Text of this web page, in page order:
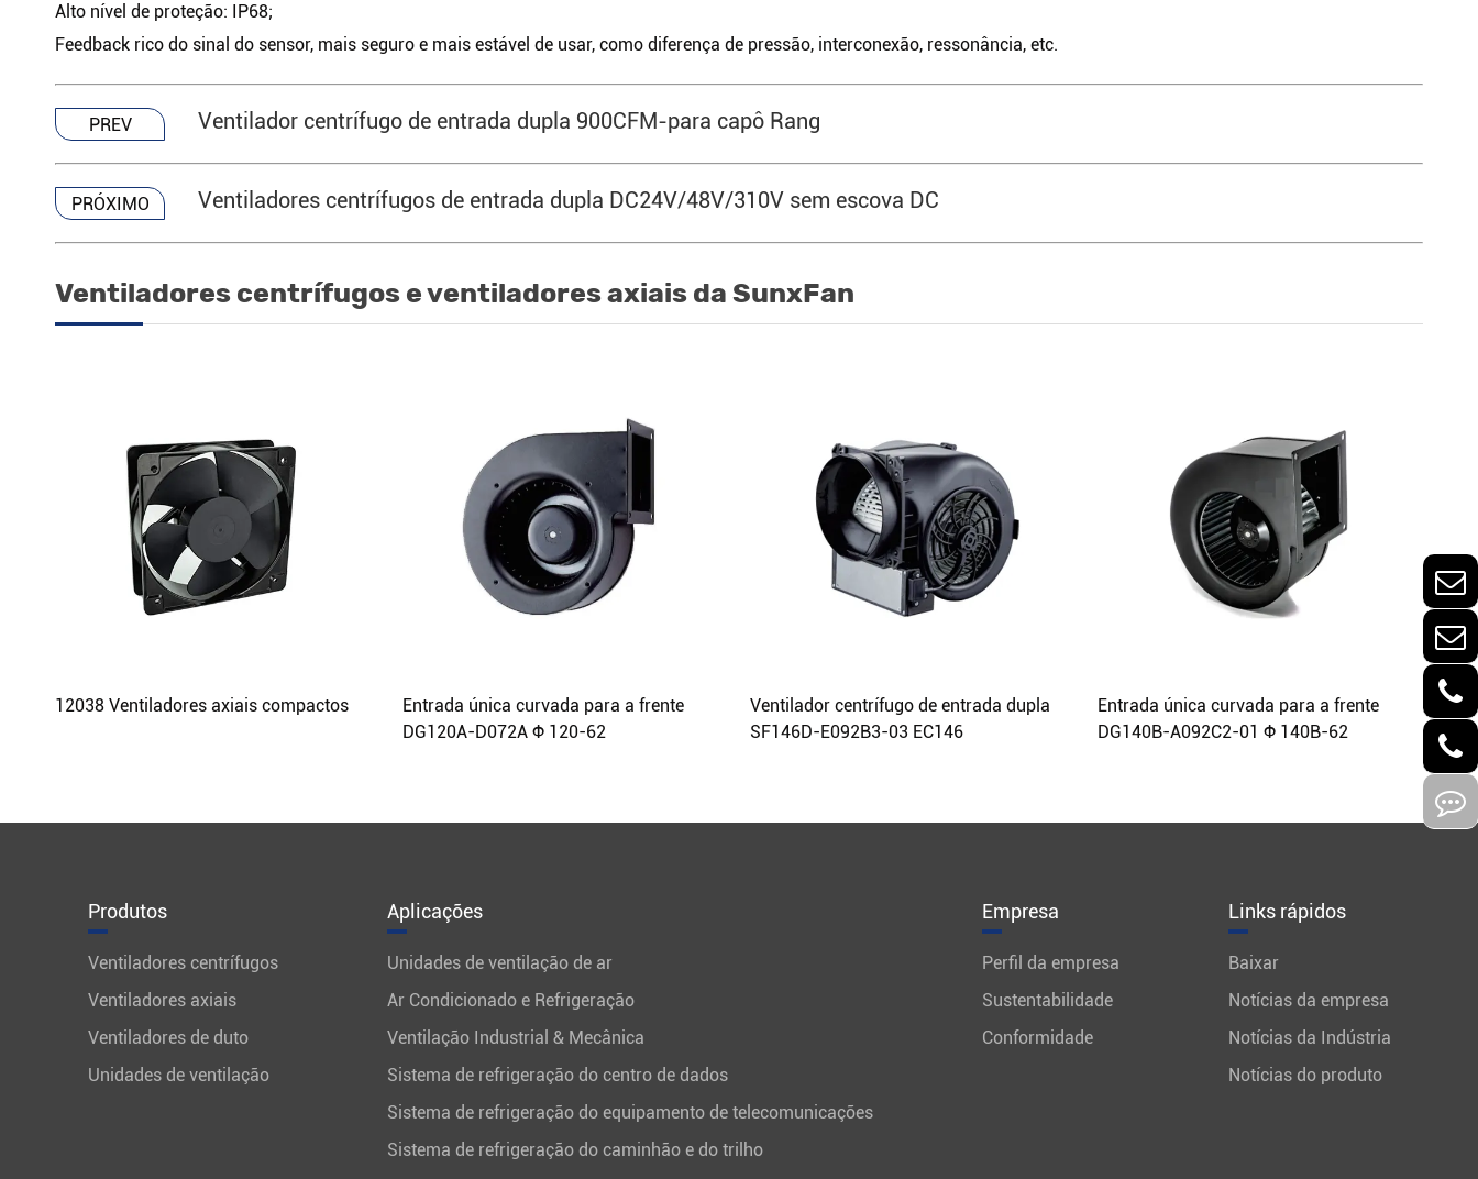
Alto nível de proteção: IP68;
Feedback rico do sinal do sensor, mais seguro e mais estável de usar, como diferença de pressão, interconexão, ressonância, etc.
PREV Ventilador centrífugo de entrada dupla 900CFM-para capô Rang
PRÓXIMO Ventiladores centrífugos de entrada dupla DC24V/48V/310V sem escova DC
Ventiladores centrífugos e ventiladores axiais da SunxFan
12038 Ventiladores axiais compactos
Entrada única curvada para a frente
DG120A-D072A Φ 120-62
Ventilador centrífugo de entrada dupla
SF146D-E092B3-03 EC146
Entrada única curvada para a frente
DG140B-A092C2-01 Φ 140B-62
Produtos
Ventiladores centrífugos
Ventiladores axiais
Ventiladores de duto
Unidades de ventilação
Aplicações
Unidades de ventilação de ar
Ar Condicionado e Refrigeração
Ventilação Industrial & Mecânica
Sistema de refrigeração do centro de dados
Sistema de refrigeração do equipamento de telecomunicações
Sistema de refrigeração do caminhão e do trilho
Empresa
Perfil da empresa
Sustentabilidade
Conformidade
Links rápidos
Baixar
Notícias da empresa
Notícias da Indústria
Notícias do produto